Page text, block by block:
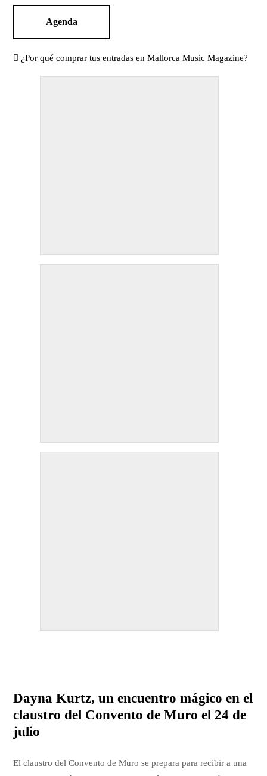
Agenda
¿Por qué comprar tus entradas en Mallorca Music Magazine?
Dayna Kurtz, un encuentro mágico en el
claustro del Convento de Muro el 24 de
julio
El claustro del Convento de Muro se prepara para recibir a una